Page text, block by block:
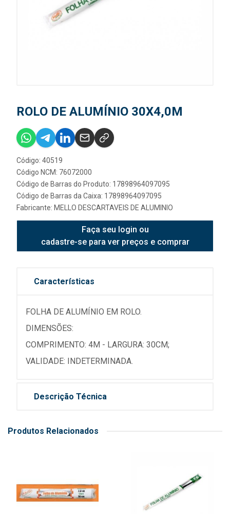
ROLO DE ALUMÍNIO 30X4,0M
Código: 40519
Código NCM: 76072000
Código de Barras do Produto: 17898964097095
Código de Barras da Caixa: 17898964097095
Fabricante: MELLO DESCARTAVEIS DE ALUMINIO
Faça seu login ou
cadastre-se para ver preços e comprar
Características
FOLHA DE ALUMÍNIO EM ROLO.
DIMENSÕES:
COMPRIMENTO: 4M - LARGURA: 30CM;
VALIDADE: INDETERMINADA.
Descrição Técnica
Produtos Relacionados